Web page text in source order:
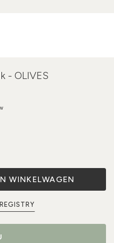
- OLIVES
WINKELWAGEN